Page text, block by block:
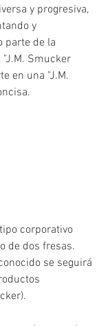
y progresiva,
y
parte de la
Smucker
en una "J.M.
corporativo
de dos fresas.
se seguirá